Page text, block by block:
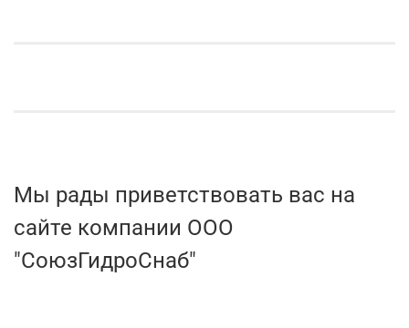
Мы рады приветствовать вас на
сайте компании ООО
"СоюзГидроСнаб"